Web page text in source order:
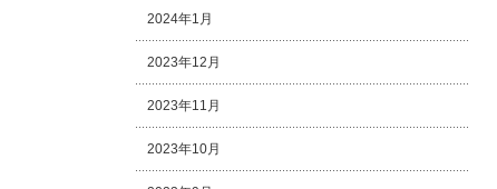
2024年1月
2023年12月
2023年11月
2023年10月